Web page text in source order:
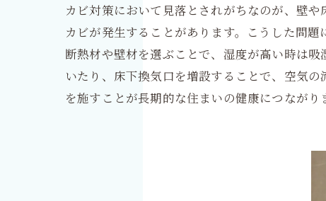
カビ対策において見落とされがちなのが、壁
カビが発生することがあります。こうした問
断熱材や壁材を選ぶことで、湿度が高い時は
いたり、床下換気口を増設することで、空気
を施すことが長期的な住まいの健康につながり